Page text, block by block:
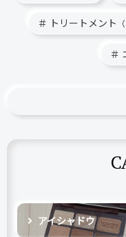
トリートメント
アイシャドウ